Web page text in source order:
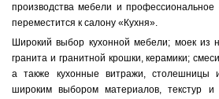
производства мебели и профессиональное
переместится к салону «Кухня».
Широкий выбор кухонной мебели; моек из
гранита и гранитной крошки, керамики;
а также кухонные витражи, столешницы
широким выбором материалов, текстур